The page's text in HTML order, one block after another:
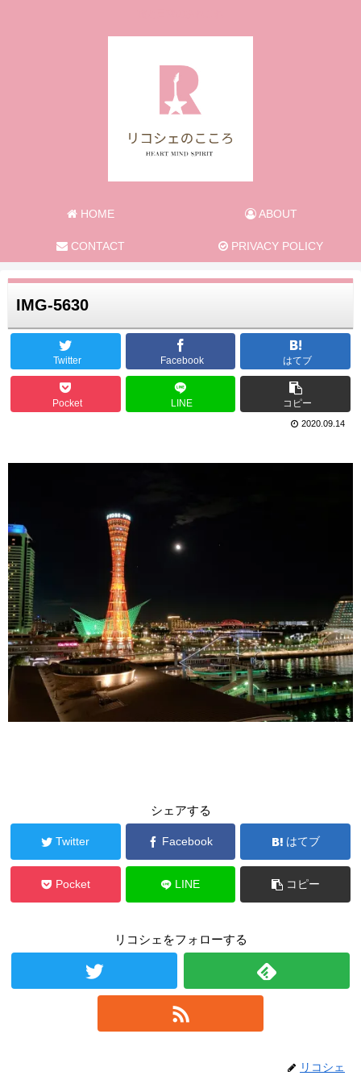
HOME ABOUT
CONTACT PRIVACY POLICY
IMG-5630
Twitter Facebook はてブ
Pocket LINE コピー
2020.09.14
シェアする
Twitter Facebook はてブ
Pocket LINE コピー
リコシェをフォローする
リコシェ